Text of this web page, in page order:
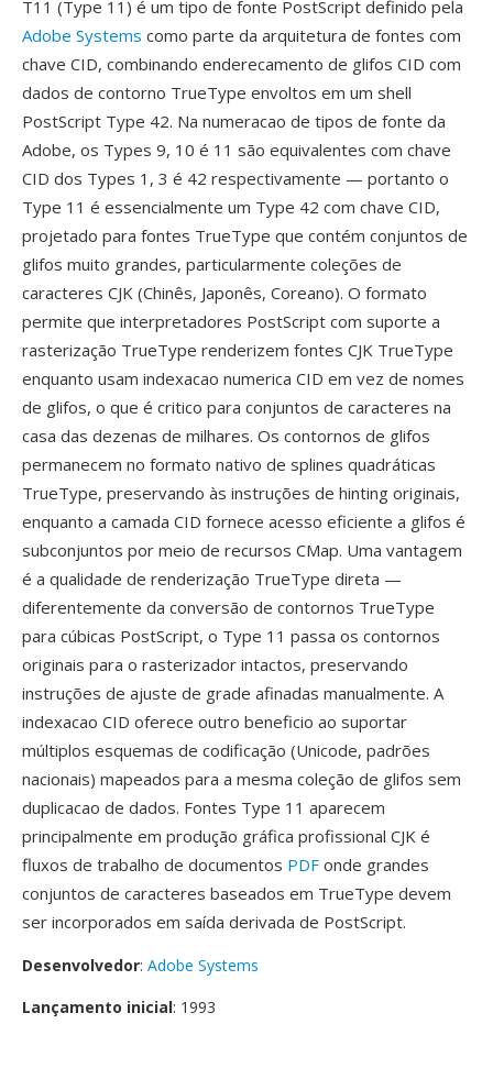
T11 (Type 11) é um tipo de fonte PostScript definido pela
Adobe Systems como parte da arquitetura de fontes com
chave CID, combinando enderecamento de glifos CID com
dados de contorno TrueType envoltos em um shell
PostScript Type 42. Na numeracao de tipos de fonte da
Adobe, os Types 9, 10 é 11 são equivalentes com chave
CID dos Types 1, 3 é 42 respectivamente — portanto o
Type 11 é essencialmente um Type 42 com chave CID,
projetado para fontes TrueType que contém conjuntos de
glifos muito grandes, particularmente coleções de
caracteres CJK (Chinês, Japonês, Coreano). O formato
permite que interpretadores PostScript com suporte a
rasterização TrueType renderizem fontes CJK TrueType
enquanto usam indexacao numerica CID em vez de nomes
de glifos, o que é critico para conjuntos de caracteres na
casa das dezenas de milhares. Os contornos de glifos
permanecem no formato nativo de splines quadráticas
TrueType, preservando às instruções de hinting originais,
enquanto a camada CID fornece acesso eficiente a glifos é
subconjuntos por meio de recursos CMap. Uma vantagem
é a qualidade de renderização TrueType direta —
diferentemente da conversão de contornos TrueType
para cúbicas PostScript, o Type 11 passa os contornos
originais para o rasterizador intactos, preservando
instruções de ajuste de grade afinadas manualmente. A
indexacao CID oferece outro beneficio ao suportar
múltiplos esquemas de codificação (Unicode, padrões
nacionais) mapeados para a mesma coleção de glifos sem
duplicacao de dados. Fontes Type 11 aparecem
principalmente em produção gráfica profissional CJK é
fluxos de trabalho de documentos PDF onde grandes
conjuntos de caracteres baseados em TrueType devem
ser incorporados em saída derivada de PostScript.
Desenvolvedor: Adobe Systems
Lançamento inicial: 1993